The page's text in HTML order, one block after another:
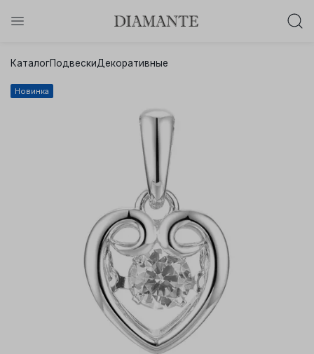
Осталось:
Хочу!
КаталогПодвескиДекоративные
Новинка